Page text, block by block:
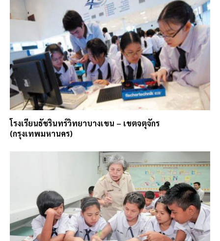
โรงเรียนธัชรินทร์วิทยาบางเขน – เขตจตุจักร
(กรุงเทพมหานคร)